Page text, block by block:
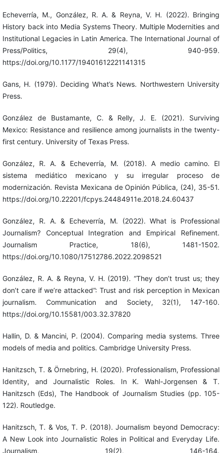
Echeverría, M., González, R. A. & Reyna, V. H. (2022). Bringing
History back into Media Systems Theory. Multiple Modernities and
Institutional Legacies in Latin America. The International Journal of
Press/Politics, 29(4), 940-959.
https://doi.org/10.1177/19401612221141315
Gans, H. (1979). Deciding What’s News. Northwestern University
Press.
González de Bustamante, C. & Relly, J. E. (2021). Surviving
Mexico: Resistance and resilience among journalists in the twenty-
first century. University of Texas Press.
González, R. A. & Echeverría, M. (2018). A medio camino. El
sistema mediático mexicano y su irregular proceso de
modernización. Revista Mexicana de Opinión Pública, (24), 35-51.
https://doi.org/10.22201/fcpys.24484911e.2018.24.60437
González, R. A. & Echeverría, M. (2022). What is Professional
Journalism? Conceptual Integration and Empirical Refinement.
Journalism Practice, 18(6), 1481-1502.
https://doi.org/10.1080/17512786.2022.2098521
González, R. A. & Reyna, V. H. (2019). “They don’t trust us; they
don’t care if we’re attacked”: Trust and risk perception in Mexican
journalism. Communication and Society, 32(1), 147-160.
https://doi.org/10.15581/003.32.37820
Hallin, D. & Mancini, P. (2004). Comparing media systems. Three
models of media and politics. Cambridge University Press.
Hanitzsch, T. & Örnebring, H. (2020). Professionalism, Professional
Identity, and Journalistic Roles. In K. Wahl-Jorgensen & T.
Hanitzsch (Eds), The Handbook of Journalism Studies (pp. 105-
122). Routledge.
Hanitzsch, T. & Vos, T. P. (2018). Journalism beyond Democracy:
A New Look into Journalistic Roles in Political and Everyday Life.
Journalism, 19(2), 146-164.